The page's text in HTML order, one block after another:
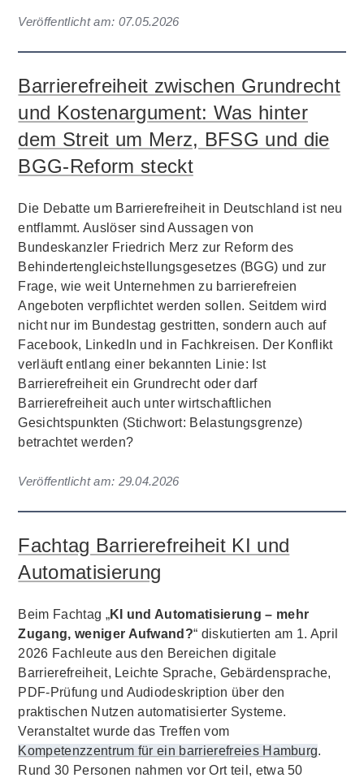
Veröffentlicht am: 07.05.2026
Barrierefreiheit zwischen Grundrecht
und Kostenargument: Was hinter
dem Streit um Merz, BFSG und die
BGG-Reform steckt
Die Debatte um Barrierefreiheit in Deutschland ist neu
entflammt. Auslöser sind Aussagen von
Bundeskanzler Friedrich Merz zur Reform des
Behindertengleichstellungsgesetzes (BGG) und zur
Frage, wie weit Unternehmen zu barrierefreien
Angeboten verpflichtet werden sollen. Seitdem wird
nicht nur im Bundestag gestritten, sondern auch auf
Facebook, LinkedIn und in Fachkreisen. Der Konflikt
verläuft entlang einer bekannten Linie: Ist
Barrierefreiheit ein Grundrecht oder darf
Barrierefreiheit auch unter wirtschaftlichen
Gesichtspunkten (Stichwort: Belastungsgrenze)
betrachtet werden?
Veröffentlicht am: 29.04.2026
Fachtag Barrierefreiheit KI und
Automatisierung
Beim Fachtag „KI und Automatisierung – mehr
Zugang, weniger Aufwand?“ diskutierten am 1. April
2026 Fachleute aus den Bereichen digitale
Barrierefreiheit, Leichte Sprache, Gebärdensprache,
PDF-Prüfung und Audiodeskription über den
praktischen Nutzen automatisierter Systeme.
Veranstaltet wurde das Treffen vom
Kompetenzzentrum für ein barrierefreies Hamburg.
Rund 30 Personen nahmen vor Ort teil, etwa 50